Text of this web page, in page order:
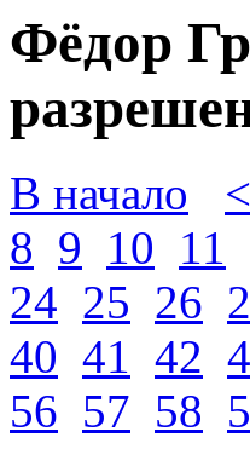
Фёдор
В начало
8 9 10 11
24 25 26
40 41 42
56 57 58